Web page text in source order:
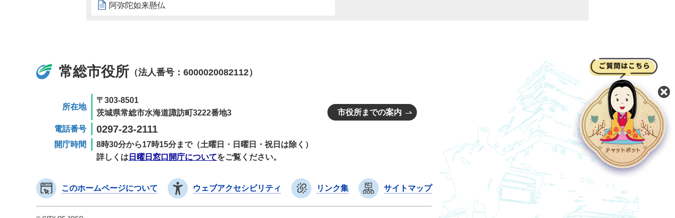
阿弥陀如来懸仏
常総市役所 （法人番号：6000020082112）
所在地
〒303-8501
茨城県常総市水海道諏訪町3222番地3
電話番号
0297-23-2111
開庁時間
8時30分から17時15分まで（土曜日・日曜日・祝日は除く）
詳しくは 日曜日窓口開庁についてをご覧ください。
市役所までの案内
このホームページについて ウェブアクセシビリティ リンク集 サイトマップ